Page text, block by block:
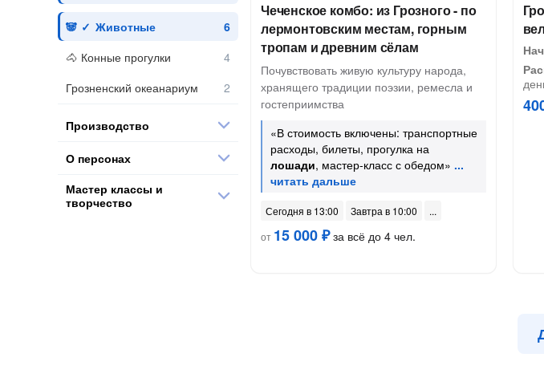
Чеченское комбо: из Грозного - по
лермонтовским местам, горным
тропам и древним сёлам
Почувствовать живую культуру народа,
хранящего традиции поэзии, ремесла и
гостеприимства
«В стоимость включены: транспортные
расходы, билеты, прогулка на
лошади, мастер-класс с обедом»
Сегодня в 13:00
Завтра в 10:00
от 15 000 ₽за всё до 4 чел.
Животные
Конные прогулки
Грозненский океанариум
Производство
О персонах
Мастер классы и
творчество